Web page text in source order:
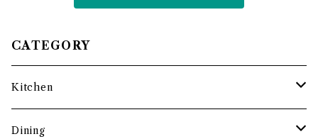
CATEGORY
Kitchen
調理道具
Dining